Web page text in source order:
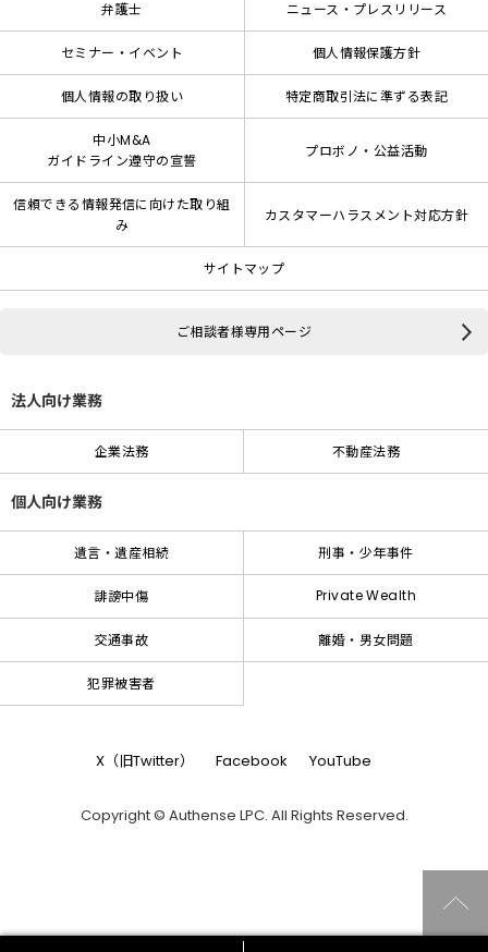
弁護士 ニュース・プレスリリース
セミナー・イベント 個人情報保護方針
個人情報の取り扱い 特定商取引法に準ずる表記
中小M&A
ガイドライン遵守の宣誓
プロボノ・公益活動
信頼できる情報発信に向けた取り組
み
カスタマーハラスメント対応方針
サイトマップ
ご相談者様専用ページ
法人向け業務
企業法務 不動産法務
個人向け業務
遺言・遺産相続 刑事・少年事件
誹謗中傷 Private Wealth
交通事故 離婚・男女問題
犯罪被害者
X（旧Twitter） Facebook YouTube
Copyright © Authense LPC. All Rights Reserved.